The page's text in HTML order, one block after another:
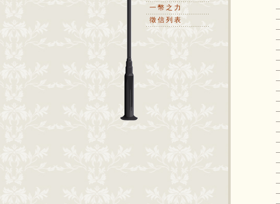
一幣之力
徵信列表